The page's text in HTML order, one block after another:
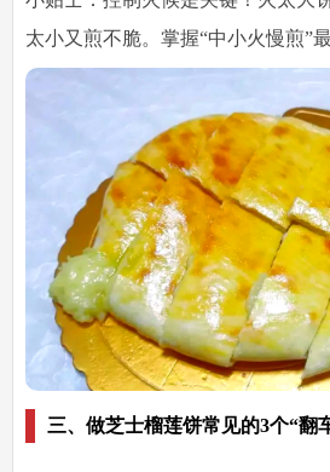
太小又煎不脆。掌握“中小火慢煎”最
三、做芝士榴莲饼常见的3个“翻